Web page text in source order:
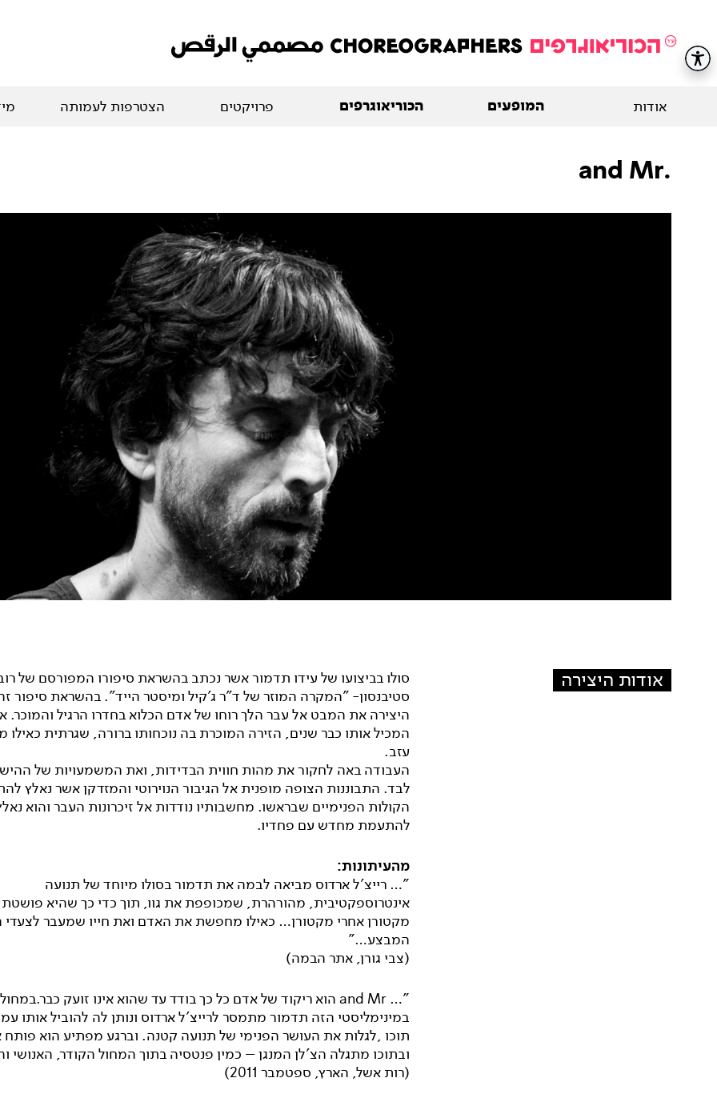
אודות המופעים הכוריאוגרפים פרויקטים הצטרפות לעמותה
.and Mr
אודות היצירה
סולו בביצועו של עידו תדמור אשר נכתב בהשראת סיפורו המפורסם של
סטיבנסון- "המקרה המוזר של ד"ר ג'קיל ומיסטר הייד". בהשראת סיפור
היצירה את המבט אל עבר הלך רוחו של אדם הכלוא בחדרו הרגיל והמוכר.
המכיל אותו כבר שנים, הזירה המוכרת בה נוכחותו ברורה, שגרתית כאילו
עזב.
העבודה באה לחקור את מהות חווית הבדידות, ואת המשמעויות של
לבד. התבוננות הצופה מופנית אל הגיבור הנוירוטי והמזדקן אשר נאלץ
הקולות הפנימיים שבראשו. מחשבותיו נודדות אל זיכרונות העבר והוא
להתעמת מחדש עם פחדיו.
מהעיתונות:
"… רייצ'ל ארדוס מביאה לבמה את תדמור בסולו מיוחד של תנועה
אינטרוספקטיבית, מהורהרת, שמכופפת את גוו, תוך כדי כך שהיא פושטת
מקטורן אחרי מקטורן… כאילו מחפשת את האדם ואת חייו שמעבר לצעדי
המבצע…"
(צבי גורן, אתר הבמה)
"… and Mr הוא ריקוד של אדם כל כך בודד עד שהוא אינו זועק כבר.במחול
במינימליסטי הזה תדמור מתמסר לרייצ'ל ארדוס ונותן לה להוביל אותו
תוכו ,לגלות את העושר הפנימי של תנועה קטנה. וברגע מפתיע הוא פותח
ובתוכו מתגלה הצ'לן המנגן – כמין פנטסיה בתוך המחול הקודר, האנושי
(רות אשל, הארץ, ספטמבר 2011)